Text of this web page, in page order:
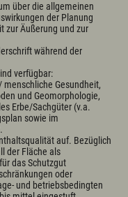
über die allgemeinen
der Planung
zur Äußerung und zur
während der
verfügbar:
Gesundheit,
und Geomorphologie,
Erbe/Sachgüter (v.a.
sowie im
auf. Bezüglich
der Fläche als
das Schutzgut
oder
und betriebsbedingten